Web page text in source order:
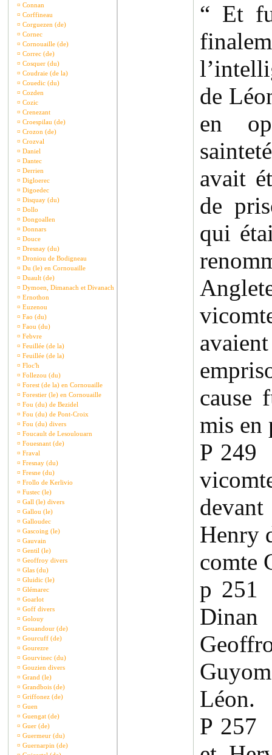
¤ Connan
¤ Corffineau
¤ Corguezen (de)
¤ Cornec
¤ Cornouaille (de)
¤ Correc (de)
¤ Cosquer (du)
¤ Coudraie (de la)
¤ Couedic (du)
¤ Cozden
¤ Cozic
¤ Crenezant
¤ Croespilau (de)
¤ Crozon (de)
¤ Crozval
¤ Daniel
¤ Dantec
¤ Derrien
¤ Digloerec
¤ Digoedec
¤ Disquay (du)
¤ Dollo
¤ Dongoallen
¤ Donnars
¤ Douce
¤ Dresnay (du)
¤ Droniou de Bodigneau
¤ Du (le) en Cornouaille
¤ Duault (de)
¤ Dymoen, Dimanach et Divanach
¤ Ernothon
¤ Euzenou
¤ Fao (du)
¤ Faou (du)
¤ Febvre
¤ Feuillée (de la)
¤ Feuillée (de la)
¤ Floc'h
¤ Follezou (du)
¤ Forest (de la) en Cornouaille
¤ Forestier (le) en Cornouaille
¤ Fou (du) de Bezidel
¤ Fou (du) de Pont-Croix
¤ Fou (du) divers
¤ Foucault de Lesoulouarn
¤ Fouesnant (de)
¤ Fraval
¤ Fresnay (du)
¤ Fresne (du)
¤ Frollo de Kerlivio
¤ Fustec (le)
¤ Gall (le) divers
¤ Gallou (le)
¤ Galloudec
¤ Gascoing (le)
¤ Gauvain
¤ Gentil (le)
¤ Geoffroy divers
¤ Glas (du)
¤ Gluidic (le)
¤ Glémarec
¤ Goarlot
¤ Goff divers
¤ Golouy
¤ Gouandour (de)
¤ Gourcuff (de)
¤ Gourezre
¤ Gourvinec (du)
¤ Gouzien divers
¤ Grand (le)
¤ Grandbois (de)
¤ Griffonez (de)
¤ Guen
¤ Guengat (de)
¤ Guer (de)
¤ Guermeur (du)
¤ Guernarpin (de)
“ Et
de
en
avait
de
qui
cause
mis en
P 249
Henry
comte
p 251
Léon.
P 257